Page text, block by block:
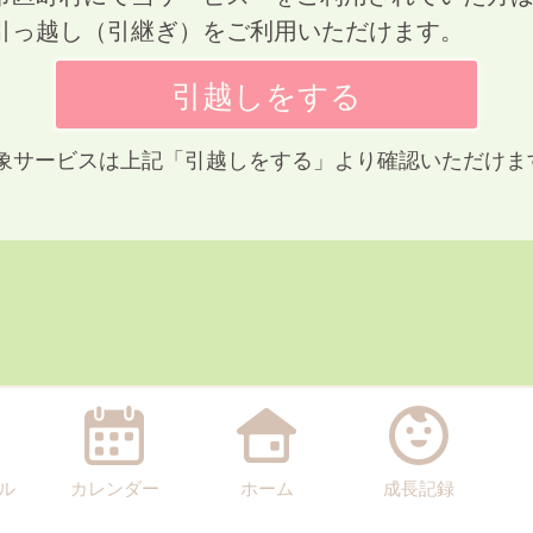
っ越し（引継ぎ）をご利用いただけます。
サービスは上記「引越しをする」より確認いただけま
カレンダー ホーム 成長記録